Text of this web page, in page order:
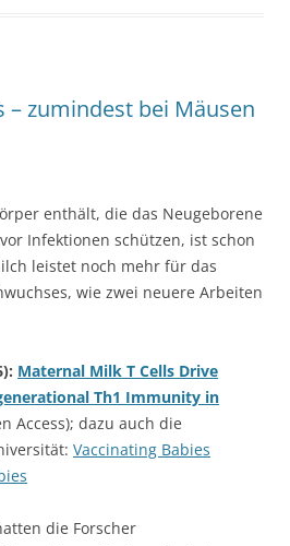
– zumindest bei Mäusen
enthält, die das Neugeborene
Infektionen schützen, ist schon
leistet noch mehr für das
wie zwei neuere Arbeiten
Maternal Milk T Cells Drive
Th1 Immunity in
Access); dazu auch die
Vaccinating Babies
die Forscher